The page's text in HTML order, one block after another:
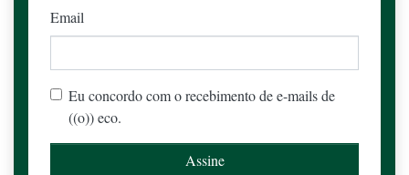
Email
Eu concordo com o recebimento de e-mails de
((o)) eco.